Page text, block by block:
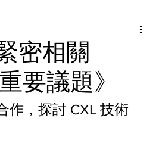
重要記事
密相關
要議題》
作，探討 CXL 技術